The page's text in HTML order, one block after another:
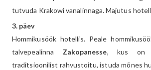
tutvuda Krakowi vanalinnaga. Majutus
3. päev
Hommikusöök hotellis. Peale
talvepealinna Zakopanesse, kus on
traditsioonilist rahvustoitu, istuda mõnes